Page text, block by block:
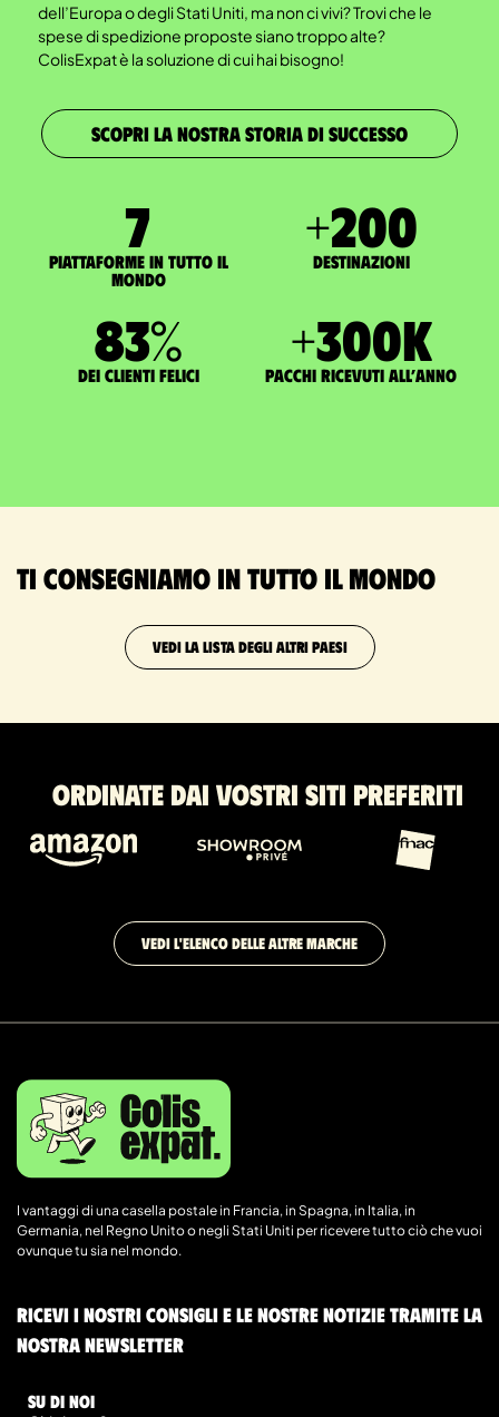
dell’Europa o degli Stati Uniti, ma non ci vivi? Trovi che le
spese di spedizione proposte siano troppo alte?
ColisExpat è la soluzione di cui hai bisogno!
SCOPRI LA NOSTRA STORIA DI SUCCESSO
7
Piattaforme in tutto il
mondo
+200
Destinazioni
83%
dei clienti felici
+300K
pacchi ricevuti all’anno
Ti consegniamo in tutto il mondo
VEDI LA LISTA DEGLI ALTRI PAESI
Ordinate dai vostri siti preferiti
VEDI L'ELENCO DELLE ALTRE MARCHE
I vantaggi di una casella postale in Francia, in Spagna, in Italia, in
Germania, nel Regno Unito o negli Stati Uniti per ricevere tutto ciò che vuoi
ovunque tu sia nel mondo.
Ricevi i nostri consigli e le nostre notizie tramite la
nostra newsletter
Su di noi